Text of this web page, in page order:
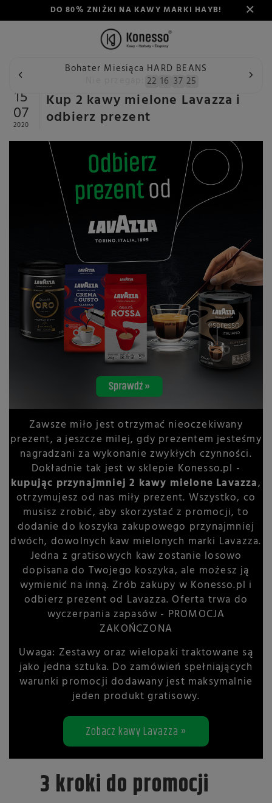
DO 80% ZNIŻKI NA KAWY MARKI HAYB!
Bohater Miesiąca HARD BEANS
22 16 37 25
Wstecz Konesso Aktualności Kup 2 kawy mielone
15
07
2020
Kup 2 kawy mielone Lavazza i
odbierz prezent
Zawsze miło jest otrzymać nieoczekiwany
prezent, a jeszcze milej, gdy prezentem jesteśmy
nagradzani za wykonanie zwykłych czynności.
Dokładnie tak jest w sklepie Konesso.pl -
kupując przynajmniej 2 kawy mielone Lavazza,
otrzymujesz od nas miły prezent. Wszystko, co
musisz zrobić, aby skorzystać z promocji, to
dodanie do koszyka zakupowego przynajmniej
dwóch, dowolnych kaw mielonych marki Lavazza.
Jedna z gratisowych kaw zostanie losowo
dopisana do Twojego koszyka, ale możesz ją
wymienić na inną. Zrób zakupy w Konesso.pl i
odbierz prezent od Lavazza. Oferta trwa do
wyczerpania zapasów - PROMOCJA
ZAKOŃCZONA
Uwaga: Zestawy oraz wielopaki traktowane są
jako jedna sztuka. Do zamówień spełniających
warunki promocji dodawany jest maksymalnie
jeden produkt gratisowy.
Zobacz kawy Lavazza »
3 kroki do promocji